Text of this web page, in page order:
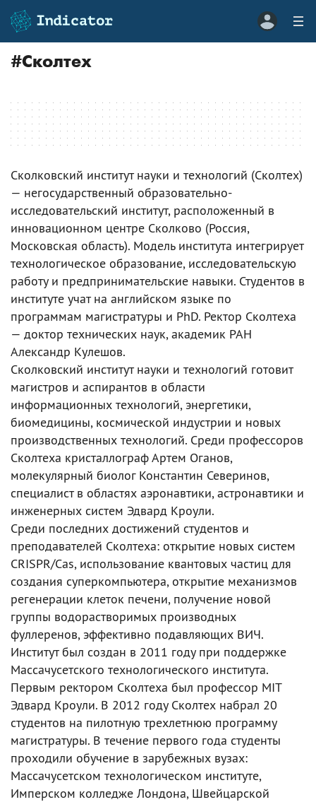
#Сколтех
Сколковский институт науки и технологий (Сколтех)
— негосударственный образовательно-
исследовательский институт, расположенный в
инновационном центре Сколково (Россия,
Московская область). Модель института интегрирует
технологическое образование, исследовательскую
работу и предпринимательские навыки. Студентов в
институте учат на английском языке по
программам магистратуры и PhD. Ректор Сколтеха
— доктор технических наук, академик РАН
Александр Кулешов.
Сколковский институт науки и технологий готовит
магистров и аспирантов в области
информационных технологий, энергетики,
биомедицины, космической индустрии и новых
производственных технологий. Среди профессоров
Сколтеха кристаллограф Артем Оганов,
молекулярный биолог Константин Северинов,
специалист в областях аэронавтики, астронавтики и
инженерных систем Эдвард Кроули.
Среди последних достижений студентов и
преподавателей Сколтеха: открытие новых систем
CRISPR/Cas, использование квантовых частиц для
создания суперкомпьютера, открытие механизмов
регенерации клеток печени, получение новой
группы водорастворимых производных
фуллеренов, эффективно подавляющих ВИЧ.
Институт был создан в 2011 году при поддержке
Массачусетского технологического института.
Первым ректором Сколтеха был профессор МIT
Эдвард Кроули. В 2012 году Сколтех набрал 20
студентов на пилотную трехлетнюю программу
магистратуры. В течение первого года студенты
проходили обучение в зарубежных вузах:
Массачусетском технологическом институте,
Имперском колледже Лондона, Швейцарской